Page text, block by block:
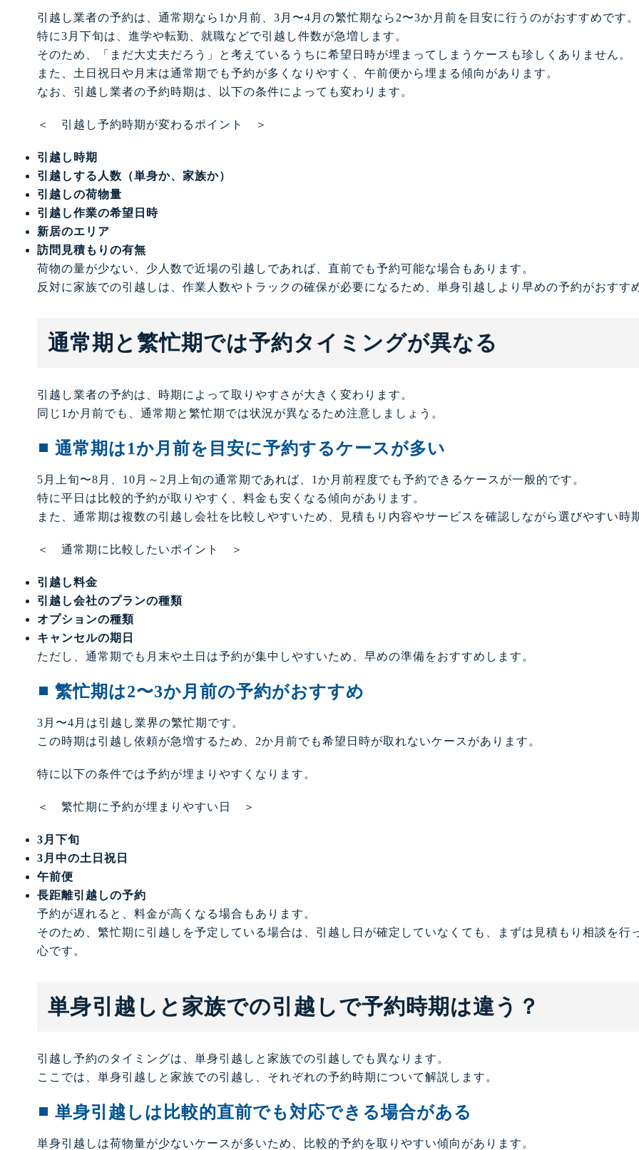
引越し業者の予約は、通常期なら1か月前、3月〜4月の繁忙期なら2〜3か月前を目安に行うのがおすすめです。
特に3月下旬は、進学や転勤、就職などで引越し件数が急増します。
そのため、「まだ大丈夫だろう」と考えているうちに希望日時が埋まってしまうケースも珍しくありません。
また、土日祝日や月末は通常期でも予約が多くなりやすく、午前便から埋まる傾向があります。
なお、引越し業者の予約時期は、以下の条件によっても変わります。
＜ 引越し予約時期が変わるポイント ＞
引越し時期
引越しする人数（単身か、家族か）
引越しの荷物量
引越し作業の希望日時
新居のエリア
訪問見積もりの有無
荷物の量が少ない、少人数で近場の引越しであれば、直前でも予約可能な場合もあります。
反対に家族での引越しは、作業人数やトラックの確保が必要になるため、単身引越しより早めの予約がおすす
通常期と繁忙期では予約タイミングが異なる
引越し業者の予約は、時期によって取りやすさが大きく変わります。
同じ1か月前でも、通常期と繁忙期では状況が異なるため注意しましょう。
通常期は1か月前を目安に予約するケースが多い
5月上旬〜8月、10月～2月上旬の通常期であれば、1か月前程度でも予約できるケースが一般的です。
特に平日は比較的予約が取りやすく、料金も安くなる傾向があります。
また、通常期は複数の引越し会社を比較しやすいため、見積もり内容やサービスを確認しながら選びやすい時
＜ 通常期に比較したいポイント ＞
引越し料金
引越し会社のプランの種類
オプションの種類
キャンセルの期日
ただし、通常期でも月末や土日は予約が集中しやすいため、早めの準備をおすすめします。
繁忙期は2〜3か月前の予約がおすすめ
3月〜4月は引越し業界の繁忙期です。
この時期は引越し依頼が急増するため、2か月前でも希望日時が取れないケースがあります。
特に以下の条件では予約が埋まりやすくなります。
＜ 繁忙期に予約が埋まりやすい日 ＞
3月下旬
3月中の土日祝日
午前便
長距離引越しの予約
予約が遅れると、料金が高くなる場合もあります。
そのため、繁忙期に引越しを予定している場合は、引越し日が確定していなくても、まずは見積もり相談を行
心です。
単身引越しと家族での引越しで予約時期は違う？
引越し予約のタイミングは、単身引越しと家族での引越しでも異なります。
ここでは、単身引越しと家族での引越し、それぞれの予約時期について解説します。
単身引越しは比較的直前でも対応できる場合がある
単身引越しは荷物量が少ないケースが多いため、比較的予約を取りやすい傾向があります。